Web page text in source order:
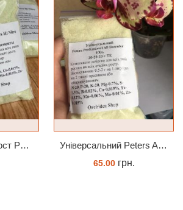
Добриво Супер Рост Peters Hi Nitro 30-10-10 + мікроелементи Універсальний Peters Allrounder 20-20-20+ТЕ
65.00грн.